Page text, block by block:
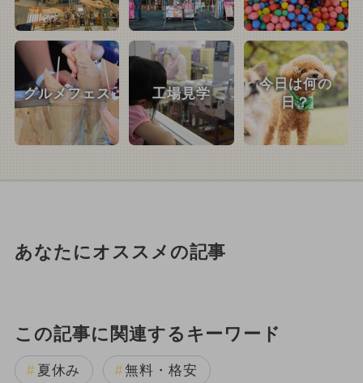
グルメフェス 工場見学
今日は何の
日？
あなたにオススメの記事
この記事に関連するキーワード
夏休み 無料・格安